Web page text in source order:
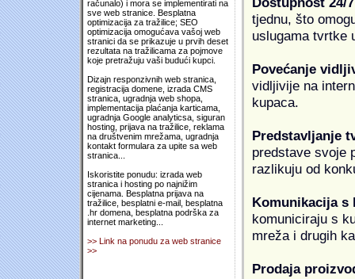
računalo) i mora se implementirati na
sve web stranice. Besplatna
optimizacija za tražilice; SEO
optimizacija omogućava vašoj web
stranici da se prikazuje u prvih deset
rezultata na tražilicama za pojmove
koje pretražuju vaši budući kupci.
Dizajn responzivnih web stranica,
registracija domene, izrada CMS
stranica, ugradnja web shopa,
implementacija plaćanja karticama,
ugradnja Google analyticsa, siguran
hosting, prijava na tražilice, reklama
na društvenim mrežama, ugradnja
kontakt formulara za upite sa web
stranica...
Iskoristite ponudu: izrada web
stranica i hosting po najnižim
cijenama. Besplatna prijava na
tražilice, besplatni e-mail, besplatna
.hr domena, besplatna podrška za
internet marketing...
>> Link na ponudu za web stranice
>>
tjednu, što
uslugama tvrtke
Povećanje
vidljivije na
kupaca.
Predstavljanje
predstave svoje
razlikuju od
Komunikacija s
komuniciraju s
mreža i drugih
Prodaja